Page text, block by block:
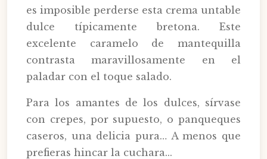
es imposible perderse esta crema untable
dulce típicamente bretona. Este
excelente caramelo de mantequilla
contrasta maravillosamente en el
paladar con el toque salado.
Para los amantes de los dulces, sírvase
con crepes, por supuesto, o panqueques
caseros, una delicia pura… A menos que
prefieras hincar la cuchara...